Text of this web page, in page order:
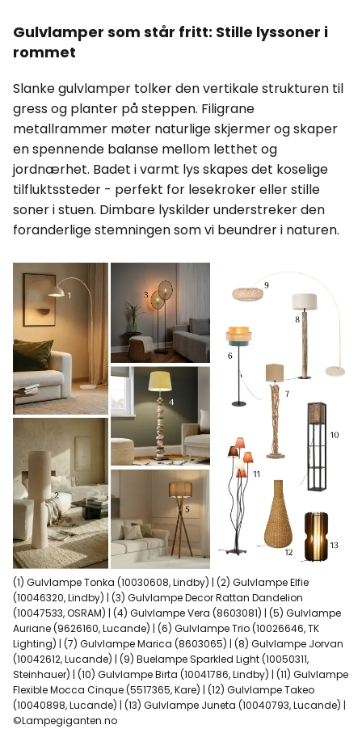
Gulvlamper som står fritt: Stille lyssoner i
rommet
Slanke gulvlamper tolker den vertikale strukturen til
gress og planter på steppen. Filigrane
metallrammer møter naturlige skjermer og skaper
en spennende balanse mellom letthet og
jordnærhet. Badet i varmt lys skapes det koselige
tilfluktssteder - perfekt for lesekroker eller stille
soner i stuen. Dimbare lyskilder understreker den
foranderlige stemningen som vi beundrer i naturen.
(1) Gulvlampe Tonka (10030608, Lindby) | (2) Gulvlampe Elfie
(10046320, Lindby) | (3) Gulvlampe Decor Rattan Dandelion
(10047533, OSRAM) | (4) Gulvlampe Vera (8603081) | (5) Gulvlampe
Auriane (9626160, Lucande) | (6) Gulvlampe Trio (10026646, TK
Lighting) | (7) Gulvlampe Marica (8603065) | (8) Gulvlampe Jorvan
(10042612, Lucande) | (9) Buelampe Sparkled Light (10050311,
Steinhauer) | (10) Gulvlampe Birta (10041786, Lindby) | (11) Gulvlampe
Flexible Mocca Cinque (5517365, Kare) | (12) Gulvlampe Takeo
(10040898, Lucande) | (13) Gulvlampe Juneta (10040793, Lucande) |
©Lampegiganten.no